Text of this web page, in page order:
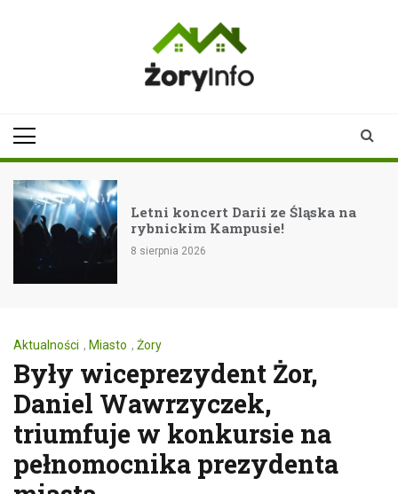
Letni koncert Darii ze Śląska na
rybnickim Kampusie!
8 sierpnia 2026
Aktualności , Miasto , Żory
Były wiceprezydent Żor,
Daniel Wawrzyczek,
triumfuje w konkursie na
pełnomocnika prezydenta